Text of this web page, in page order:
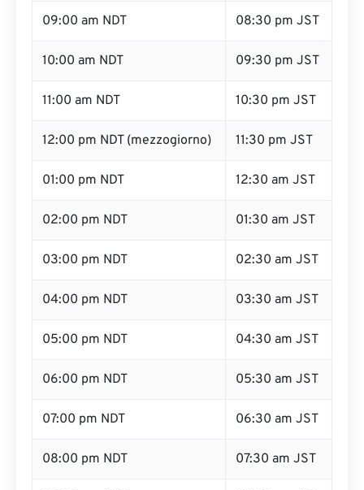
09:00 am NDT 08:30 pm JST
10:00 am NDT 09:30 pm JST
11:00 am NDT 10:30 pm JST
12:00 pm NDT (mezzogiorno) 11:30 pm JST
01:00 pm NDT 12:30 am JST
02:00 pm NDT 01:30 am JST
03:00 pm NDT 02:30 am JST
04:00 pm NDT 03:30 am JST
05:00 pm NDT 04:30 am JST
06:00 pm NDT 05:30 am JST
07:00 pm NDT 06:30 am JST
08:00 pm NDT 07:30 am JST